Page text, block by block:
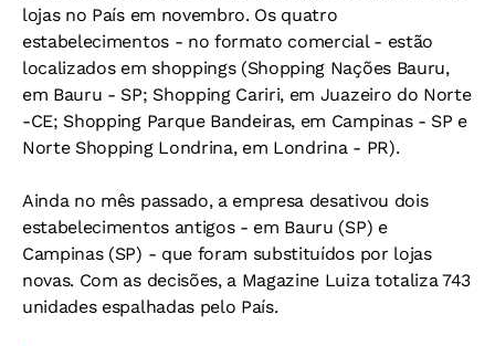
lojas no País em novembro. Os quatro
estabelecimentos - no formato comercial - estão
localizados em shoppings (Shopping Nações Bauru,
em Bauru - SP; Shopping Cariri, em Juazeiro do Norte
-CE; Shopping Parque Bandeiras, em Campinas - SP e
Norte Shopping Londrina, em Londrina - PR).
Ainda no mês passado, a empresa desativou dois
estabelecimentos antigos - em Bauru (SP) e
Campinas (SP) - que foram substituídos por lojas
novas. Com as decisões, a Magazine Luiza totaliza 743
unidades espalhadas pelo País.